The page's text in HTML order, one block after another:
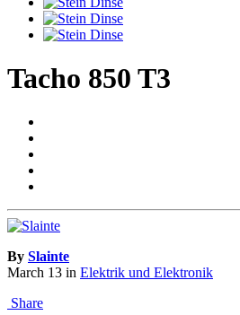
Tacho 850 T3
By Slainte
March 13 in Elektrik und Elektronik
Share